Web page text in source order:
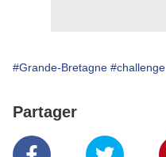
#Grande-Bretagne #challenge
Partager